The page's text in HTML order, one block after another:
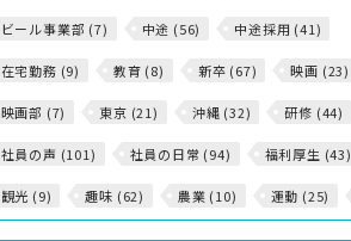
ビール事業部 (7) 中途 (56) 中途採用 (41)
在宅勤務 (9) 教育 (8) 新卒 (67) 映画 (23)
映画部 (7) 東京 (21) 沖縄 (32) 研修 (44)
社員の声 (101) 社員の日常 (94) 福利厚生 (43)
観光 (9) 趣味 (62) 農業 (10) 運動 (25)